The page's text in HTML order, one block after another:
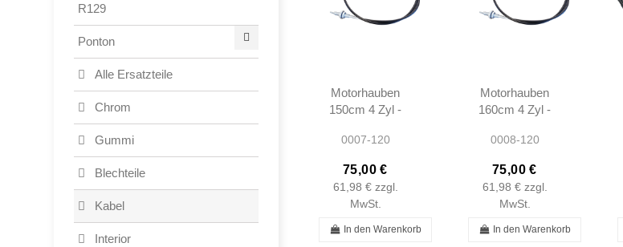
Motorhauben
150cm 4 Zyl -
0007-120
75,00 €
61,98 € zzgl.
MwSt.
In den Warenkorb
Motorhauben
160cm 4 Zyl -
0008-120
75,00 €
61,98 € zzgl.
MwSt.
In den Warenkorb
R129
Ponton
Alle Ersatzteile
Chrom
Gummi
Blechteile
Kabel
Interior